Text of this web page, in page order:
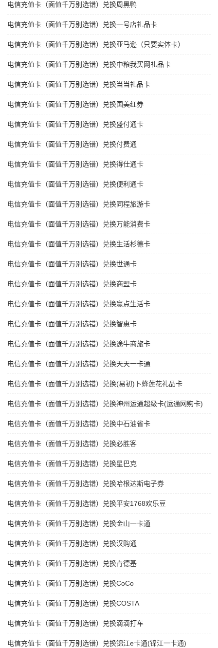
电信充值卡（面值千万别选错）兑换周黑鸭
电信充值卡（面值千万别选错）兑换一号店礼品卡
电信充值卡（面值千万别选错）兑换亚马逊（只要实体卡）
电信充值卡（面值千万别选错）兑换中粮我买网礼品卡
电信充值卡（面值千万别选错）兑换当当礼品卡
电信充值卡（面值千万别选错）兑换国美红券
电信充值卡（面值千万别选错）兑换盛付通卡
电信充值卡（面值千万别选错）兑换付费通
电信充值卡（面值千万别选错）兑换得仕通卡
电信充值卡（面值千万别选错）兑换便利通卡
电信充值卡（面值千万别选错）兑换同程旅游卡
电信充值卡（面值千万别选错）兑换万能消费卡
电信充值卡（面值千万别选错）兑换生活杉德卡
电信充值卡（面值千万别选错）兑换世通卡
电信充值卡（面值千万别选错）兑换商盟卡
电信充值卡（面值千万别选错）兑换赢点生活卡
电信充值卡（面值千万别选错）兑换智惠卡
电信充值卡（面值千万别选错）兑换途牛商旅卡
电信充值卡（面值千万别选错）兑换天天一卡通
电信充值卡（面值千万别选错）兑换(易初)卜蜂莲花礼品卡
电信充值卡（面值千万别选错）兑换神州运通超级卡(运通网购卡)
电信充值卡（面值千万别选错）兑换中石油省卡
电信充值卡（面值千万别选错）兑换必胜客
电信充值卡（面值千万别选错）兑换星巴克
电信充值卡（面值千万别选错）兑换哈根达斯电子券
电信充值卡（面值千万别选错）兑换平安1768欢乐豆
电信充值卡（面值千万别选错）兑换金山一卡通
电信充值卡（面值千万别选错）兑换汉购通
电信充值卡（面值千万别选错）兑换肯德基
电信充值卡（面值千万别选错）兑换CoCo
电信充值卡（面值千万别选错）兑换COSTA
电信充值卡（面值千万别选错）兑换滴滴打车
电信充值卡（面值千万别选错）兑换锦江e卡通(锦江一卡通)